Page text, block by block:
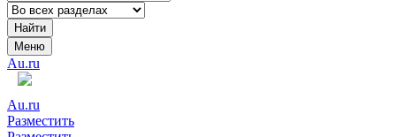
Найти
Меню
Au.ru
Au.ru
Разместить